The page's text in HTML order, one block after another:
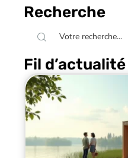
Recherche
Fil d’actualité